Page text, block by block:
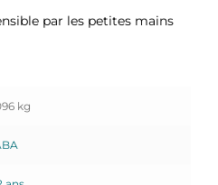
par les petites mains
kg